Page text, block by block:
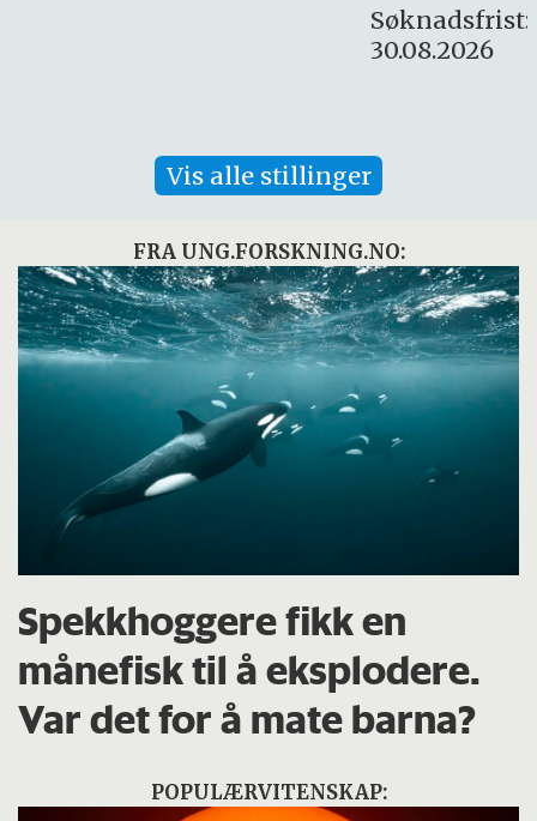
Vis alle stillinger
FRA UNG.FORSKNING.NO:
Spekkhoggere fikk en
månefisk til å eksplodere.
Var det for å mate barna?
POPULÆRVITENSKAP: